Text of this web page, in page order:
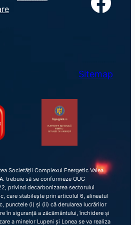
Sitemap
Societății Complexul Energetic Valea
trebuie să se conformeze OUG
privind decarbonizarea sectorului
care stabilește prin articolul 6, alineatul
punctele (i) și (ii) că derularea lucrărilor
în siguranță a zăcământului, închidere și
a minelor Lupeni și Lonea se va realiza